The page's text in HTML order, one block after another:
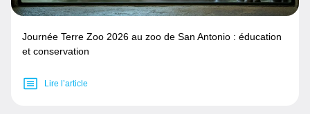
Journée Terre Zoo 2026 au zoo de San Antonio : éducation
et conservation
Lire l’article